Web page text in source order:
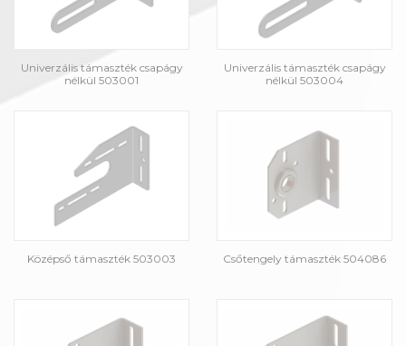
Univerzális támaszték csapágy
nélkül 503001
Univerzális támaszték csapágy
nélkül 503004
Középső támaszték 503003 Csőtengely támaszték 504086